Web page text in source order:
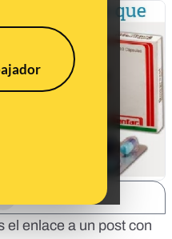
el enlace a un post con